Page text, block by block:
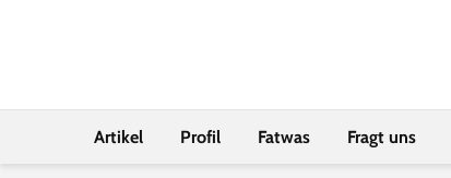
Artikel Profil Fatwas Fragt uns